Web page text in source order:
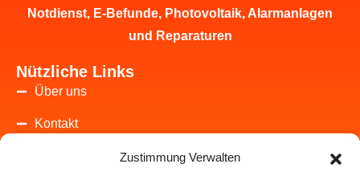
Zustimmung Verwalten
Nützliche Links
Über uns
Kontakt
Datenschutzrichtlinie
Notdienst, E-Befunde, Photovoltaik, Alarmanlagen
und Reparaturen